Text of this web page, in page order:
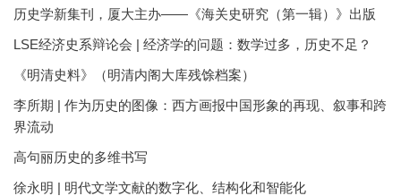
历史学新集刊，厦大主办——《海关史研究（第一辑）》出版
LSE经济史系辩论会 | 经济学的问题：数学过多，历史不足？
《明清史料》（明清内阁大库残馀档案）
李所期 | 作为历史的图像：西方画报中国形象的再现、叙事和跨
界流动
高句丽历史的多维书写
徐永明 | 明代文学文献的数字化、结构化和智能化